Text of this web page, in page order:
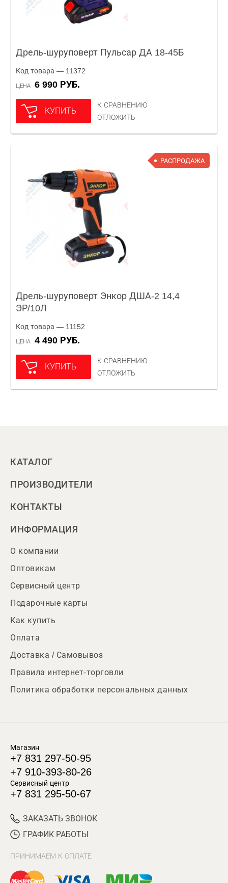
Дрель-шуруповерт Пульсар ДА 18-45Б
Код товара — 11372
ЦЕНА 6 990 РУБ.
КУПИТЬ
К СРАВНЕНИЮ
ОТЛОЖИТЬ
РАСПРОДАЖА
Дрель-шуруповерт Энкор ДША-2 14,4
ЭР/10Л
Код товара — 11152
ЦЕНА 4 490 РУБ.
КУПИТЬ
К СРАВНЕНИЮ
ОТЛОЖИТЬ
КАТАЛОГ
ПРОИЗВОДИТЕЛИ
КОНТАКТЫ
ИНФОРМАЦИЯ
О компании
Оптовикам
Сервисный центр
Подарочные карты
Как купить
Оплата
Доставка / Самовывоз
Правила интернет-торговли
Политика обработки персональных данных
Магазин
+7 831 297-50-95
+7 910-393-80-26
Сервисный центр
+7 831 295-50-67
ЗАКАЗАТЬ ЗВОНОК
ГРАФИК РАБОТЫ
ПРИНИМАЕМ К ОПЛАТЕ